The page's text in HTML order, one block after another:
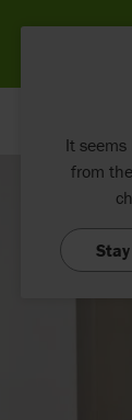
It
from